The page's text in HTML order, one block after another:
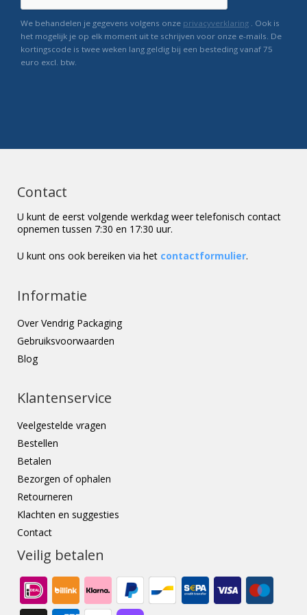
We behandelen je gegevens volgens onze privacyverklaring . Ook is
het mogelijk je op elk moment uit te schrijven voor onze e-mails. De
kortingscode is twee weken lang geldig bij een besteding vanaf 75
euro excl. btw.
Contact
U kunt de eerst volgende werkdag weer telefonisch contact
opnemen tussen 7:30 en 17:30 uur.
U kunt ons ook bereiken via het contactformulier.
Informatie
Over Vendrig Packaging
Gebruiksvoorwaarden
Blog
Klantenservice
Veelgestelde vragen
Bestellen
Betalen
Bezorgen of ophalen
Retourneren
Klachten en suggesties
Contact
Veilig betalen